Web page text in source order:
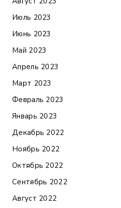
Июль 2023
Июнь 2023
Май 2023
Апрель 2023
Март 2023
Февраль 2023
Январь 2023
Декабрь 2022
Ноябрь 2022
Октябрь 2022
Сентябрь 2022
Август 2022